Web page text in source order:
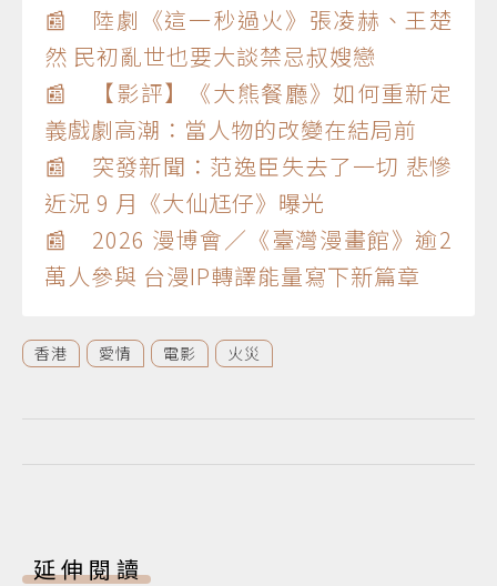
📰 陸劇《這一秒過火》張凌赫、王楚
然 民初亂世也要大談禁忌叔嫂戀
📰 【影評】《大熊餐廳》如何重新定
義戲劇高潮：當人物的改變在結局前
📰 突發新聞：范逸臣失去了一切 悲慘
近況 9 月《大仙尪仔》曝光
📰 2026 漫博會／《臺灣漫畫館》逾2
萬人參與 台漫IP轉譯能量寫下新篇章
香港 愛情 電影 火災
延伸閱讀